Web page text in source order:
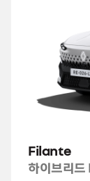
Filante
하이브리